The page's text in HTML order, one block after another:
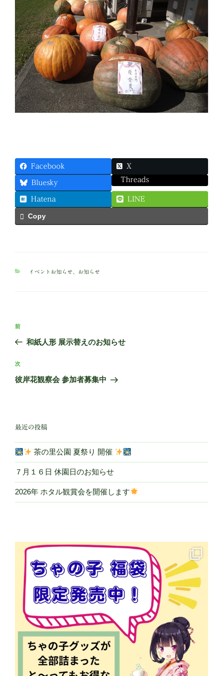
Facebook X
Bluesky Threads
Hatena LINE
Copy
カ
イベントお知らせ お知らせ
ビ
ゲ
ン
前
の
稿
前
和紙人形 展示替えのお知らせ
次
の
次
彼岸花観察会 参加者募集中
最近の投稿
茶の里公園 夏祭り 開催
７月１６日 休園日のお知らせ
2026年 ホタル観賞会を開催します